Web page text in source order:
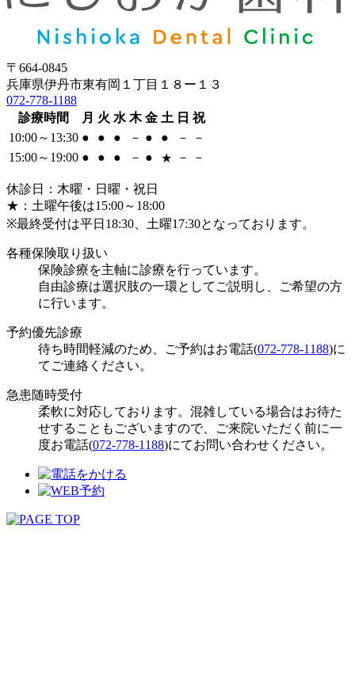
〒664‐0845
兵庫県伊丹市東有岡１丁目１８ー１３
072-778-1188
診療時間
月 火 水 木 金 土 日 祝
10:00～13:30 ● ● ● － ● ● －
－
15:00～19:00 ● ● ● － ● ★ － －
休診日：木曜・日曜・祝日
★：土曜午後は15:00～18:00
※最終受付は平日18:30、土曜17:30となっております。
各種保険取り扱い
保険診療を主軸に診療を行っています。
自由診療は選択肢の一環としてご説明し、ご希望の方
に行います。
予約優先診療
待ち時間軽減のため、ご予約はお電話(072-778-1188)に
てご連絡ください。
急患随時受付
柔軟に対応しております。混雑している場合はお待た
せすることもございますので、ご来院いただく前に一
度お電話(072-778-1188)にてお問い合わせください。